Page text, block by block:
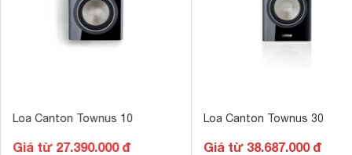
Loa Canton Townus 10
Giá từ 27.390.000 đ
Loa Canton Townus 30
Giá từ 38.687.000 đ